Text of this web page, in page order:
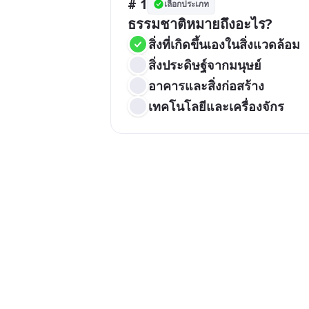
# 1 เลือกประเภท
ธรรมชาติหมายถึงอะไร?
สิ่งที่เกิดขึ้นเองในสิ่งแวดล้อม
สิ่งประดิษฐ์จากมนุษย์
อาคารและสิ่งก่อสร้าง
เทคโนโลยีและเครื่องจักร